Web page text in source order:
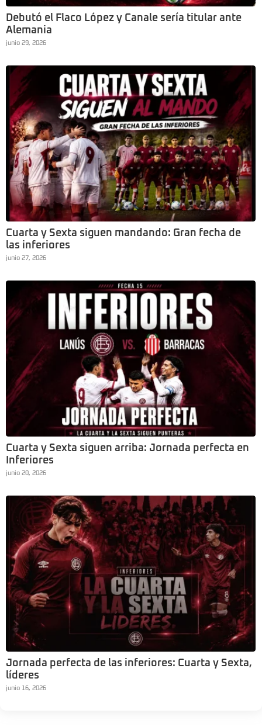
Debutó el Flaco López y Canale sería titular ante
Alemania
junio 29, 2026
Cuarta y Sexta siguen mandando: Gran fecha de
las inferiores
junio 27, 2026
Cuarta y Sexta siguen arriba: Jornada perfecta en
Inferiores
junio 20, 2026
Jornada perfecta de las inferiores: Cuarta y Sexta,
líderes
junio 16, 2026